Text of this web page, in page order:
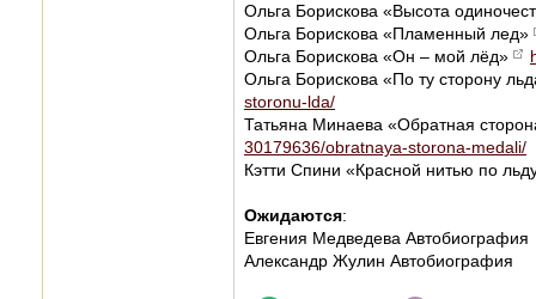
Ольга Борискова «Высота
Ольга Борискова «Пламенный лед»
Ольга Борискова «Он – мой лёд»
Ольга Борискова «По ту сторону
storonu-lda/
Татьяна Минаева «Обратная
30179636/obratnaya-storona-medali/
Кэтти Спини «Красной нитью по
Ожидаются:
Евгения Медведева Автобиография
Александр Жулин Автобиография